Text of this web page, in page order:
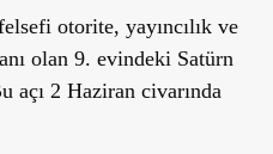
otorite, yayıncılık ve
olan 9. evindeki Satürn
açı 2 Haziran civarında